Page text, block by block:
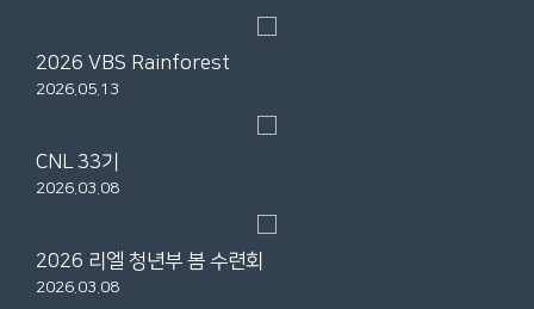
2026 VBS Rainforest
2026.05.13
CNL 33기
2026.03.08
2026 리엘 청년부 봄 수련회
2026.03.08